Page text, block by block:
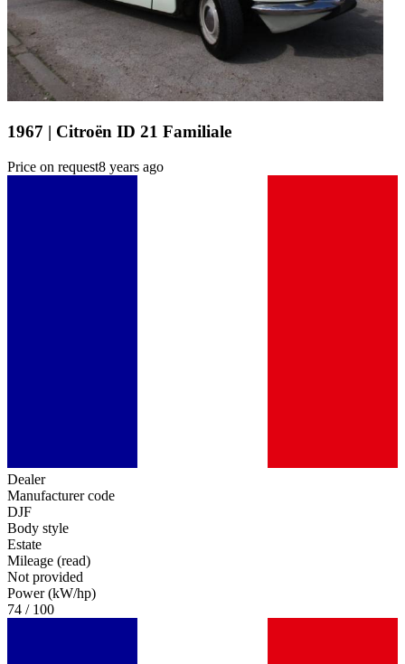
1967 | Citroën ID 21 Familiale
Price on request8 years ago
Dealer
Manufacturer code
DJF
Body style
Estate
Mileage (read)
Not provided
Power (kW/hp)
74 / 100